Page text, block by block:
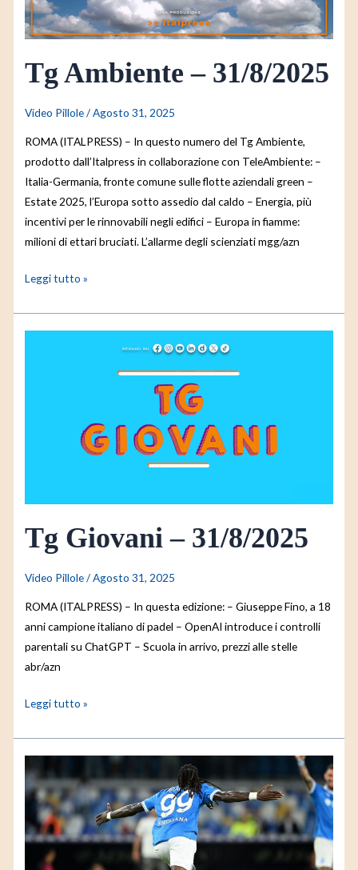
Tg Ambiente – 31/8/2025
Video Pillole/Agosto 31, 2025
ROMA (ITALPRESS) – In questo numero del Tg Ambiente,
prodotto dall’Italpress in collaborazione con TeleAmbiente: –
Italia-Germania, fronte comune sulle flotte aziendali green –
Estate 2025, l’Europa sotto assedio dal caldo – Energia, più
incentivi per le rinnovabili negli edifici – Europa in fiamme:
milioni di ettari bruciati. L’allarme degli scienziati mgg/azn
Leggi tutto »
Tg Giovani – 31/8/2025
Video Pillole/Agosto 31, 2025
ROMA (ITALPRESS) – In questa edizione: – Giuseppe Fino, a 18
anni campione italiano di padel – OpenAI introduce i controlli
parentali su ChatGPT – Scuola in arrivo, prezzi alle stelle
abr/azn
Leggi tutto »
A:
sabato
vincono
di
misura